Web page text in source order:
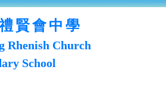
賢會中學
Rhenish Church
School